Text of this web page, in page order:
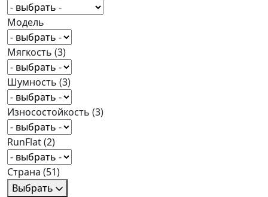
Модель
Мягкость (3)
Шумность (3)
Износостойкость (3)
RunFlat(2)
Страна (51)
Выбрать